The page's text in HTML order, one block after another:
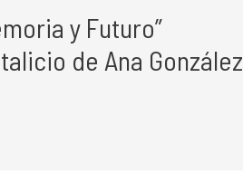
y Futuro”
de Ana González